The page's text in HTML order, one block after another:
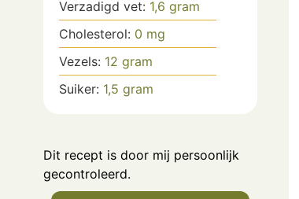
Verzadigd vet: 1,6 gram
Cholesterol: 0 mg
Vezels: 12 gram
Suiker: 1,5 gram
Dit recept is door mij persoonlijk
gecontroleerd.